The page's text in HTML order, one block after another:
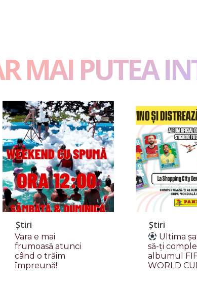
MAI PUTEA
Știri
Vara e mai
frumoasă atunci
când o trăim
împreună!
Știri
Ultima
să-ți
albumul
WORLD